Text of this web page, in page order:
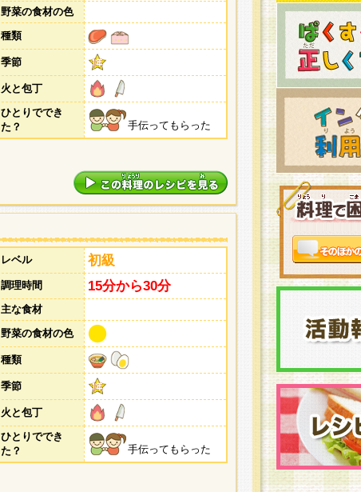
野菜の食材の色
種類
季節
火と包丁
ひとりででき
た？
手伝ってもらった
レベル 初級
調理時間 15分から30分
主な食材
野菜の食材の色
種類
季節
火と包丁
ひとりででき
た？
手伝ってもらった